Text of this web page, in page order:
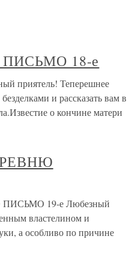
18-е
Теперешнее
и рассказать вам в
о кончине матери
19-е Любезный
властелином и
а особливо по причине